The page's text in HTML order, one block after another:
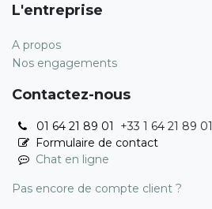
L'entreprise
A propos
Nos engagements
Contactez-nous
01 64 21 89 01 +33 1 64 21 89 01
Formulaire de contact
Chat en ligne
Pas encore de compte client ?